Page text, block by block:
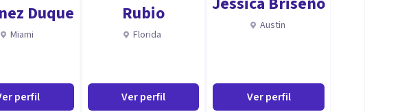
Duque
Miami
perfil
Rubio
Florida
Ver perfil
Austin
Ver perfil